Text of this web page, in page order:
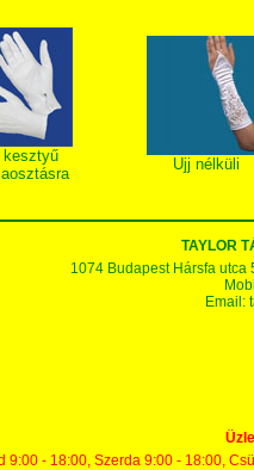
kesztyű
Ujj nélküli
TAYLOR
1074 Budapest Hársfa utca
Email:
9:00 - 18:00, Szerda 9:00 - 18:00,